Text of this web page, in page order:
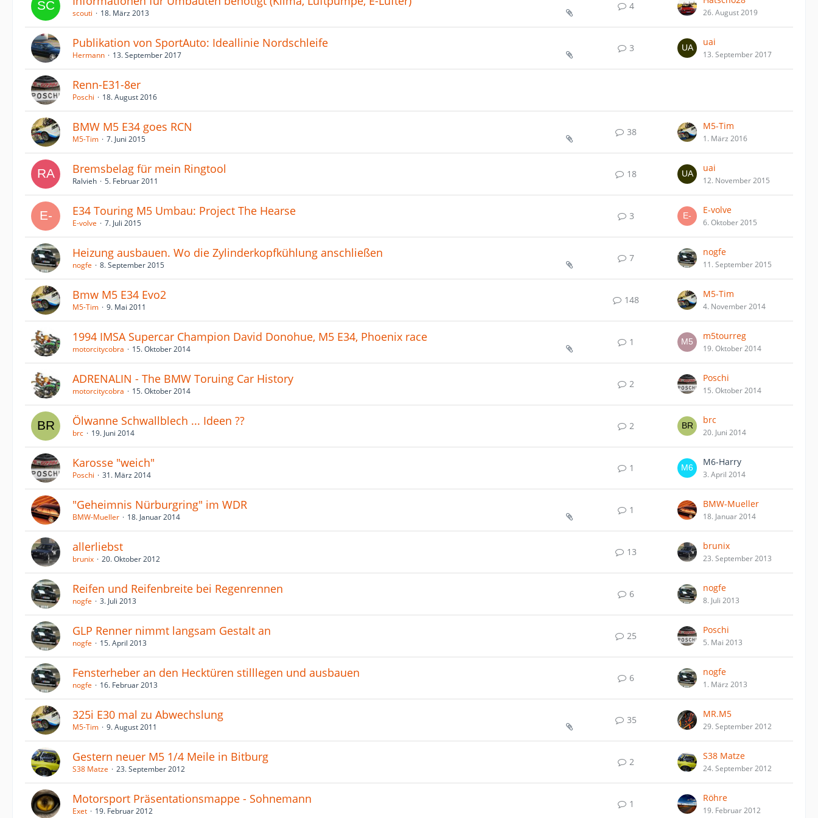
scouti 18. März 2013
4
26. August 2019
Publikation von SportAuto: Ideallinie Nordschleife
Hermann 13. September 2017
3
uai
13. September 2017
Renn-E31-8er
Poschi 18. August 2016
BMW M5 E34 goes RCN
M5-Tim 7. Juni 2015
38
M5-Tim
1. März 2016
Bremsbelag für mein Ringtool
Ralvieh 5. Februar 2011
18
uai
12. November 2015
E34 Touring M5 Umbau: Project The Hearse
E-volve 7. Juli 2015
3
E-volve
6. Oktober 2015
Heizung ausbauen. Wo die Zylinderkopfkühlung anschließen
nogfe 8. September 2015
7
nogfe
11. September 2015
Bmw M5 E34 Evo2
M5-Tim 9. Mai 2011
148
M5-Tim
4. November 2014
1994 IMSA Supercar Champion David Donohue, M5 E34, Phoenix race
motorcitycobra 15. Oktober 2014
1
m5tourreg
19. Oktober 2014
ADRENALIN - The BMW Toruing Car History
motorcitycobra 15. Oktober 2014
2
Poschi
15. Oktober 2014
Ölwanne Schwallblech ... Ideen ??
brc 19. Juni 2014
2
brc
20. Juni 2014
Karosse "weich"
Poschi 31. März 2014
1
M6-Harry
3. April 2014
"Geheimnis Nürburgring" im WDR
BMW-Mueller 18. Januar 2014
1
BMW-Mueller
18. Januar 2014
allerliebst
brunix 20. Oktober 2012
13
brunix
23. September 2013
Reifen und Reifenbreite bei Regenrennen
nogfe 3. Juli 2013
6
nogfe
8. Juli 2013
GLP Renner nimmt langsam Gestalt an
nogfe 15. April 2013
25
Poschi
5. Mai 2013
Fensterheber an den Hecktüren stilllegen und ausbauen
nogfe 16. Februar 2013
6
nogfe
1. März 2013
325i E30 mal zu Abwechslung
M5-Tim 9. August 2011
35
MR.M5
29. September 2012
Gestern neuer M5 1/4 Meile in Bitburg
S38 Matze 23. September 2012
2
S38 Matze
24. September 2012
Motorsport Präsentationsmappe - Sohnemann
Exet 19. Februar 2012
1
Röhre
19. Februar 2012